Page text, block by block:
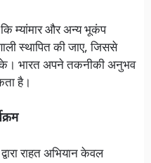
म्यांमार और अन्य भूकंप
स्थापित की जाए, जिससे
भारत अपने तकनीकी अनुभव
है।
राहत अभियान केवल